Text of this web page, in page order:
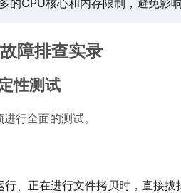
的CPU核心和内存限制，避免影
障排查实录
性测试
行全面的测试。
行、正在进行文件拷贝时，直接拔